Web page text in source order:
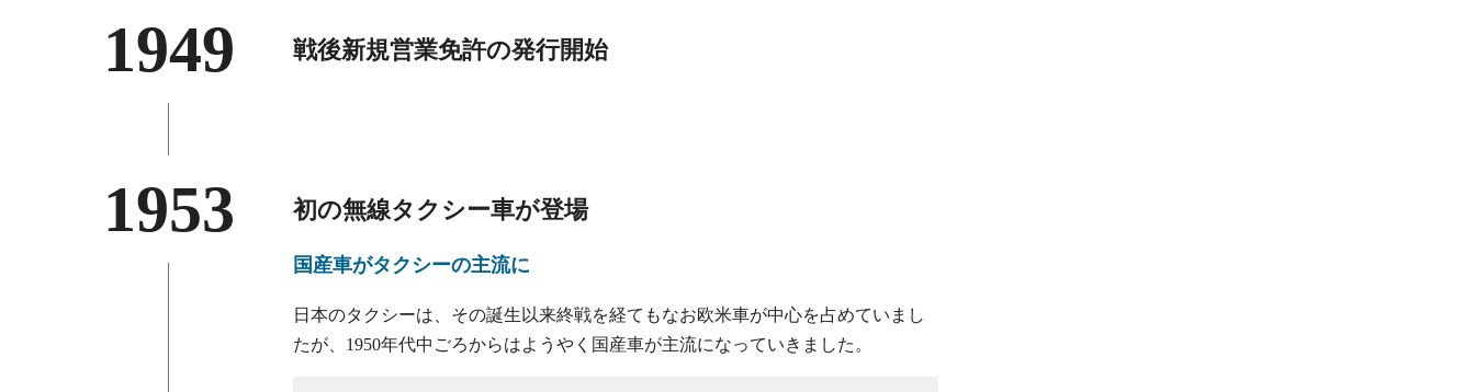
1949 戦後新規営業免許の発行開始
1953 初の無線タクシー車が登場
国産車がタクシーの主流に
日本のタクシーは、その誕生以来終戦を経てもなお欧米車が中心を占めていまし
たが、1950年代中ごろからはようやく国産車が主流になっていきました。